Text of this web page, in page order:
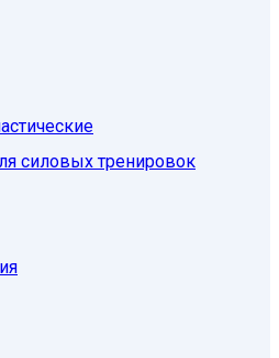
силовых тренировок